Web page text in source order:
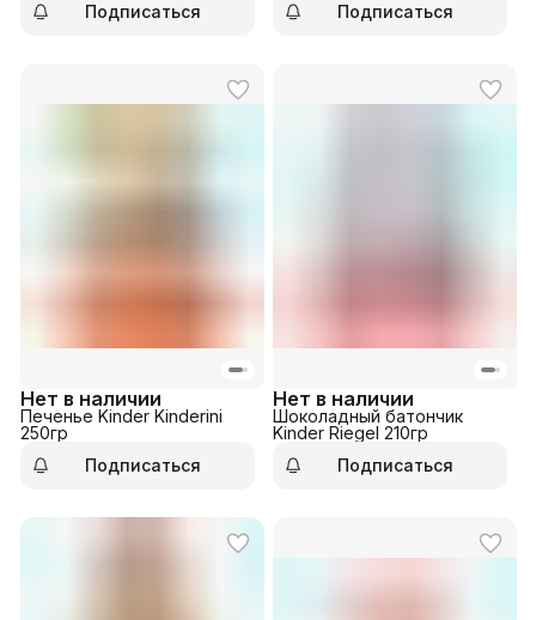
Подписаться
Подписаться
Нет в наличии
Печенье Kinder Kinderini
250гр
Подписаться
Нет в наличии
Шоколадный батончик
Kinder Riegel 210гр
Подписаться